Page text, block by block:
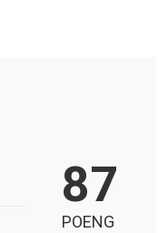
87
POENG